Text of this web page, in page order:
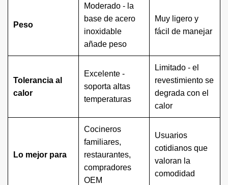
Peso
Moderado - la
base de acero
inoxidable
añade peso
Muy ligero y
fácil de manejar
Tolerancia al
calor
Excelente -
soporta altas
temperaturas
Limitado - el
revestimiento se
degrada con el
calor
Lo mejor para
Cocineros
familiares,
restaurantes,
compradores
OEM
Usuarios
cotidianos que
valoran la
comodidad